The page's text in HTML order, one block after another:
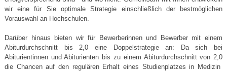
wir eine für Sie optimale Strategie einschließlich der bestmöglichen
Vorauswahl an Hochschulen.
Darüber hinaus bieten wir für Bewerberinnen und Bewerber mit einem
Abiturdurchschnitt bis 2,0 eine Doppelstrategie an: Da sich bei
Abiturientinnen und Abiturienten bis zu einem Abiturdurchschnitt von 2,0
die Chancen auf den regulären Erhalt eines Studienplatzes in Medizin